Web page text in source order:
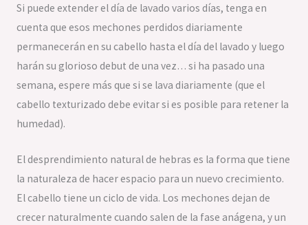
Si puede extender el día de lavado varios días, tenga en
cuenta que esos mechones perdidos diariamente
permanecerán en su cabello hasta el día del lavado y luego
harán su glorioso debut de una vez… si ha pasado una
semana, espere más que si se lava diariamente (que el
cabello texturizado debe evitar si es posible para retener la
humedad).
El desprendimiento natural de hebras es la forma que tiene
la naturaleza de hacer espacio para un nuevo crecimiento.
El cabello tiene un ciclo de vida. Los mechones dejan de
crecer naturalmente cuando salen de la fase anágena, y un